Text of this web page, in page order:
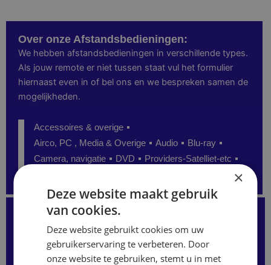
Over onze Afstandsbedieningen:
We hebben afstandsbedieningen in verschillende types.
Als jouw remote er niet tussen staat vul het formulier
hiernaast even in of bel ons en we bespreken samen de
mogelijkheden.
Accessoires & overige
Airco, PC , Media & Overige
Audio
Blu-ray
Camera, navigatie
DVD
Providers-Satelliet-etc
Kunt u de juiste afstandsbediening niet vinden?
Neem gerust contact met ons op
of vul het formulier hieronder in.
Wij kunnen vaak alsnog de juiste afstandsbediening
leveren.
×
Deze website maakt gebruik
van cookies.
Deze website gebruikt cookies om uw
gebruikerservaring te verbeteren. Door
onze website te gebruiken, stemt u in met